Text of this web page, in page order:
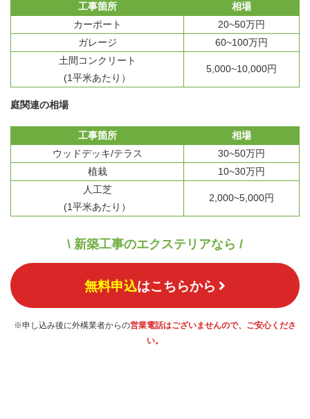
工事箇所
相場
カーポート
20~50万円
ガレージ
60~100万円
土間コンクリート
(1平米あたり）
5,000~10,000円
庭関連の相場
工事箇所
相場
ウッドデッキ/テラス
30~50万円
植栽
10~30万円
人工芝
(1平米あたり）
2,000~5,000円
\ 新築工事のエクステリアなら /
無料申込はこちらから
※申し込み後に外構業者からの営業電話はございませんので、ご安心くださ
い。